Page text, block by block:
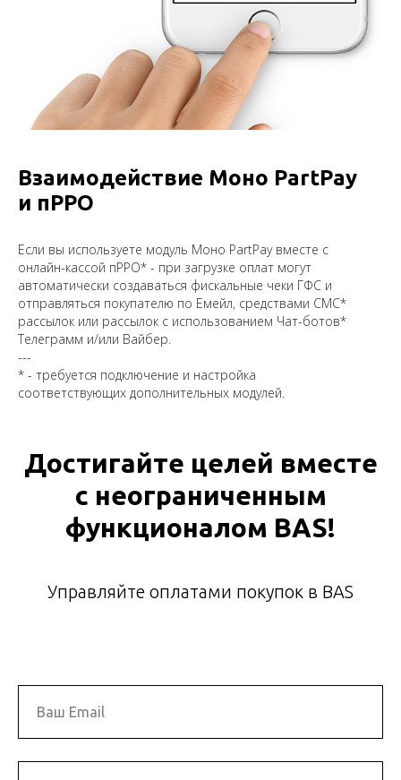
Взаимодействие Моно PartPay
и пРРО
Если вы используете модуль Моно PartPay вместе с
онлайн-кассой пРРО* - при загрузке оплат могут
автоматически создаваться фискальные чеки ГФС и
отправляться покупателю по Емейл, средствами СМС*
рассылок или рассылок с использованием Чат-ботов*
Телеграмм и/или Вайбер.
---
* - требуется подключение и настройка
соответствующих дополнительных модулей.
Достигайте целей вместе
с неограниченным
функционалом BAS!
Управляйте оплатами покупок в BAS